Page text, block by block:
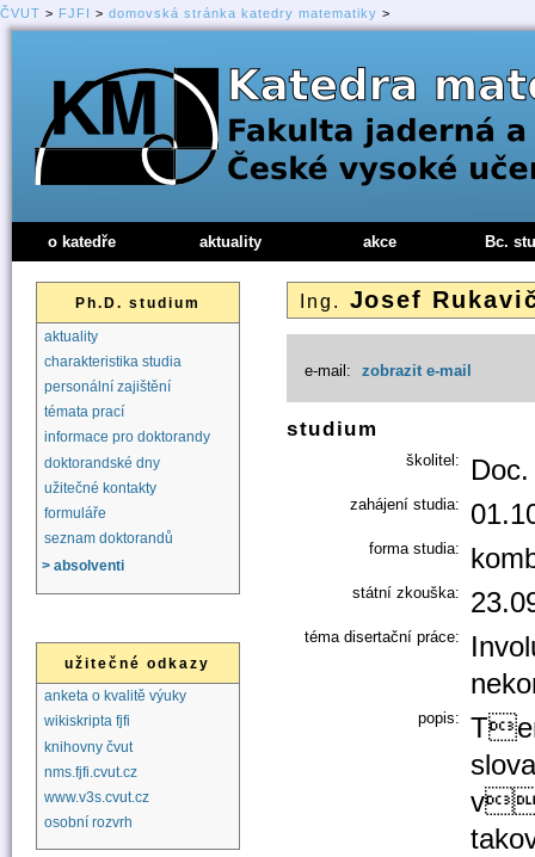
ČVUT > FJFI > domovská stránka katedry matematiky >
Ing. Josef
e-mail: zobrazit e-mail
studium
školitel:
zahájení studia:
forma studia:
státní zkouška:
téma disertační práce:
popis:
o katedře aktuality akce Bc.
Ph.D. studium
aktuality
charakteristika studia
personální zajištění
témata prací
informace pro doktorandy
doktorandské dny
užitečné kontakty
formuláře
seznam doktorandů
> absolventi
užitečné odkazy
anketa o kvalitě výuky
wikiskripta fjfi
knihovny čvut
nms.fjfi.cvut.cz
www.v3s.cvut.cz
osobní rozvrh